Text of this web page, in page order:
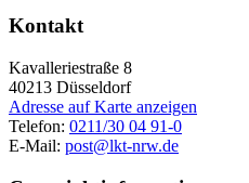
Kontakt
Kavalleriestraße 8
40213 Düsseldorf
Adresse auf Karte anzeigen
Telefon: 0211/30 04 91-0
E-Mail: post@lkt-nrw.de